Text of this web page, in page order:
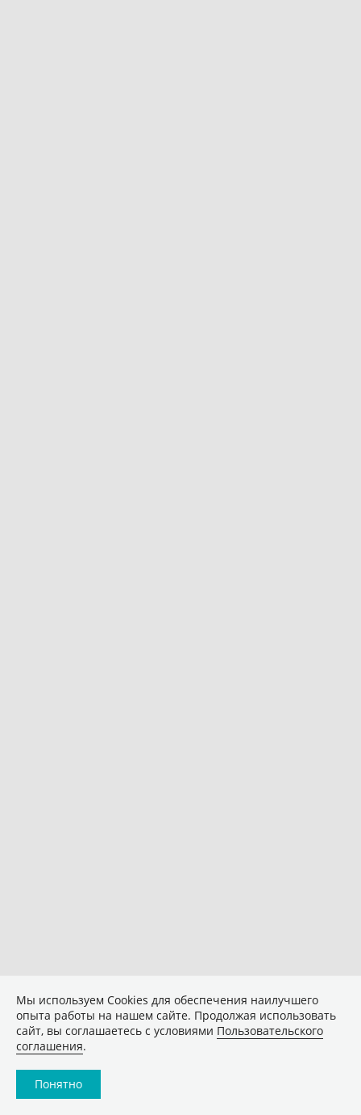
Мы используем Сookies для обеспечения наилучшего
опыта работы на нашем сайте. Продолжая использовать
сайт, вы соглашаетесь с условиями Пользовательского
соглашения.
Понятно